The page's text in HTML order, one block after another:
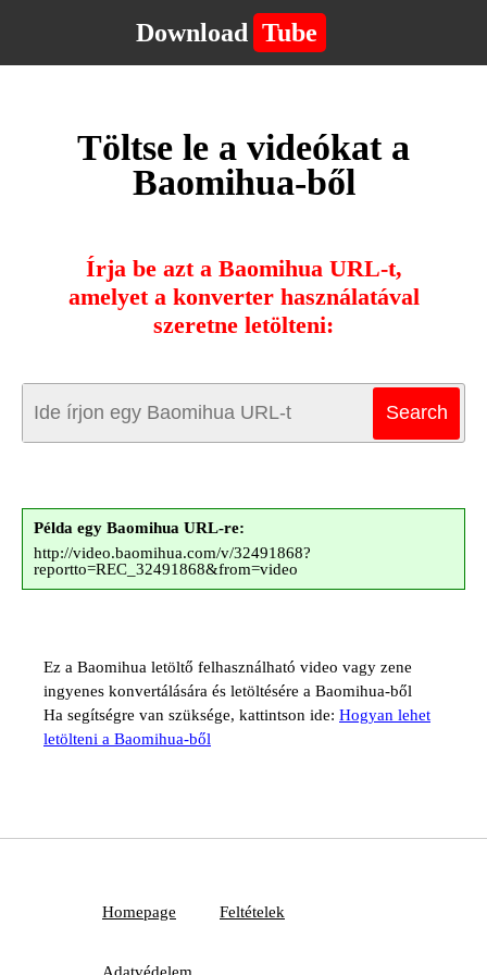
Download Tube
Töltse le a videókat a
Baomihua-ből
Írja be azt a Baomihua URL-t,
amelyet a konverter használatával
szeretne letölteni:
Példa egy Baomihua URL-re:
http://video.baomihua.com/v/32491868?
reportto=REC_32491868&from=video
Ez a Baomihua letöltő felhasználható video vagy zene
ingyenes konvertálására és letöltésére a Baomihua-ből
Ha segítségre van szüksége, kattintson ide: Hogyan lehet
letölteni a Baomihua-ből
Homepage Feltételek